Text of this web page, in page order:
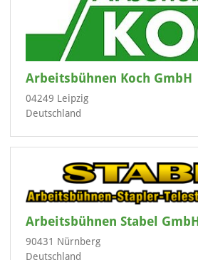
Arbeitsbühnen Koch GmbH
04249 Leipzig
Deutschland
Arbeitsbühnen Stabel GmbH
90431 Nürnberg
Deutschland